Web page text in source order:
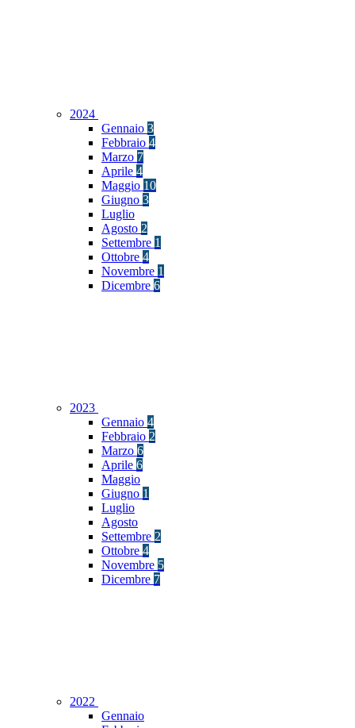
2024
Gennaio 3
Febbraio 4
Marzo 7
Aprile 4
Maggio 10
Giugno 3
Luglio
Agosto 2
Settembre 1
Ottobre 4
Novembre 1
Dicembre 6
2023
Gennaio 4
Febbraio 2
Marzo 6
Aprile 6
Maggio
Giugno 1
Luglio
Agosto
Settembre 2
Ottobre 4
Novembre 5
Dicembre 7
2022
Gennaio